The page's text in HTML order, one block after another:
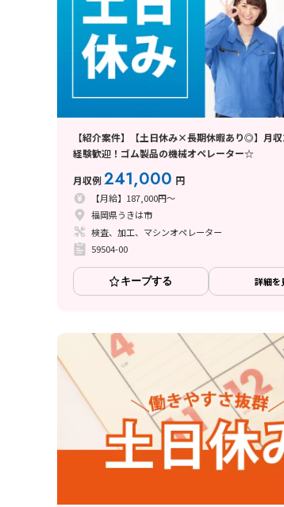
【紹介案件】【土日休み×長期休暇あり◎】月
経験歓迎！ゴム製品の機械オペレーター☆
月収例241,000 円
【月給】187,000円～
福岡県うきは市
検査、加工、マシンオペレーター
59504-00
キープする 詳細を